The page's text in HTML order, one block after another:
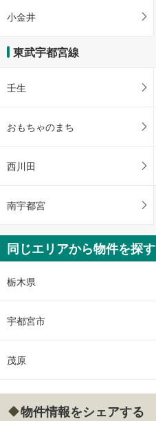
小金井
東武宇都宮線
壬生
おもちゃのまち
西川田
南宇都宮
同じエリアから物件を探す
栃木県
宇都宮市
茂原
物件情報をシェアする